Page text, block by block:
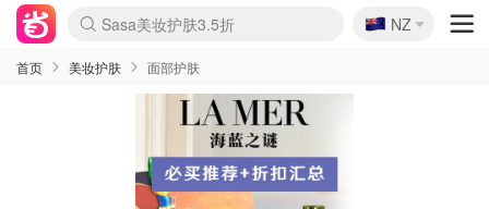
lululemon折扣上新
Sasa美妆护肤3.5折
SSENSE年中2.5折
FreshBeauty好价汇总
Cettire降价+叠9折
WWS Coles超市实拍
viagogo二手票捡漏
Myer超级周末
The Outnet奢牌1折起
David Jones 3折起
Flannels大牌1折
Perfumes Club护肤1折
AMIRO面罩$251
Amazon折扣汇总
eToro入金$200送$50
Amazon数码好物
ICONIC本周7.5折
ThedoubleF高奢地板价
Moose Knuckles 6折
丝芙兰5折起
EUFY摄像头$98
Selenichast首饰2折
Trip机票酒店促销
YSL送5件彩妆礼
Amazon家居好物
Amazon美妆护肤
雅漾大喷$8
过敏原检测盒$33
伊索独家赠50ml沐浴露
科颜氏高保湿面霜$29
SEALIFE海洋馆门票6折
丝塔芙大白罐$16
订阅Newsletter送香薰
Cult Beauty 6.8折
Harrods圣诞日历$525
LN-CC奢牌私促3折
d'Alba空姐喷雾$16
EVE LOM套装£56
Bernardelli独家4折
Adore Beauty 6折起
CT圣诞日历
Mytheresa奢品2.7折
Luxury Escapes 9折
Currentbody美容仪$881
MOON Garden Live
Roborock扫地机$649
Tingo Life水杯$24
Valentino官网5折
CR洗护套装$23
修丽可4件套$159
Myer彩妆2件7折
GANNI官网4.5折
Stylevana韩妆4折
Tessabit高奢8.5折
OGX洗发水$11
Amazon阿德莱德次日达
卡诗8.5折+赠礼
Philips Hue灯具8折
🇳🇿
NZ
首页 美妆护肤 面部护肤